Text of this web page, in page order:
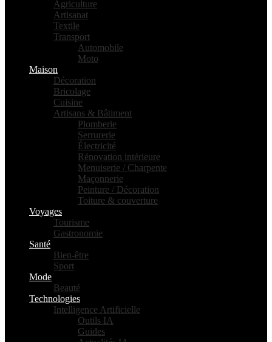
Agriculture
Artisanat
Textile
Transport
Automobile
Moto
Maison
Décoration
Bricolage
Cuisine
Artisans & Bâtiment
Plomberie
Serrurerie
Électricité
Rénovation intérieure
Menuiserie / Charpente
Maçonnerie
Peinture / Décoration
Toiture & couverture
Voyages
Tourisme
Gastronomie
Santé
Bien-être
Sport
Mode
Beauté
Technologies
Intelligence Artificielle
Outils IA
Guides